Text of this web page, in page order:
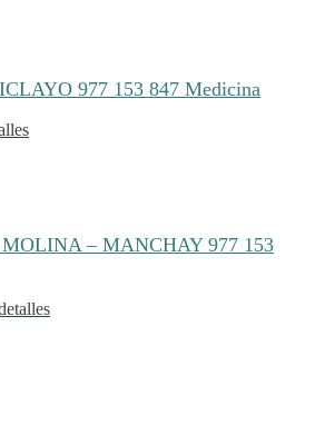
977 153 847 Medicina
– MANCHAY 977 153